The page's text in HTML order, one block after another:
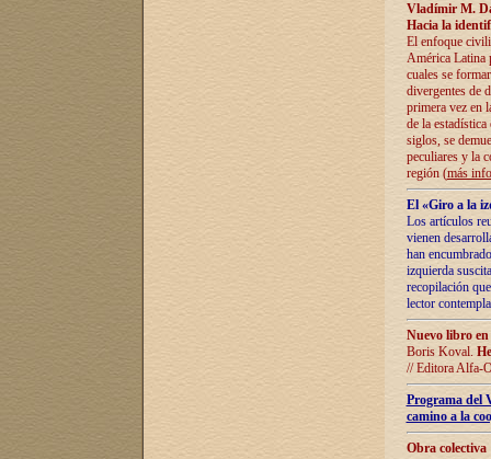
Vladímir M.
Hacia la
El enfoque
América Latina
cuales se
divergentes de
primera vez en
de la
siglos, se
peculiares y la
región (más
El «Giro a la
Los artículos
vienen
han
izquierda
recopilación
lector
Nuevo libro
Boris Koval.
// Editora Alfa-
Programa del
camino a la
Obra